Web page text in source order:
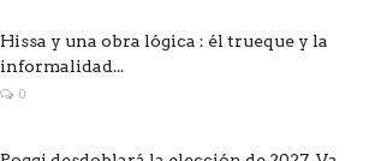
Hissa y una obra lógica : él trueque y la
informalidad...
0